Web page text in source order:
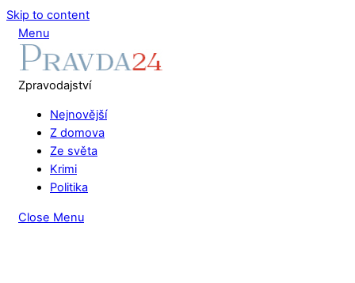
Skip to content
Menu
Zpravodajství
Nejnovější
Z domova
Ze světa
Krimi
Politika
Close Menu